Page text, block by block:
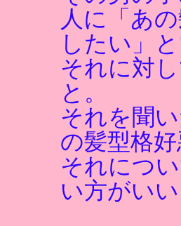
人に「あ
したい」
それに対
と。
それを聞
の髪型格
それにつ
い方がい